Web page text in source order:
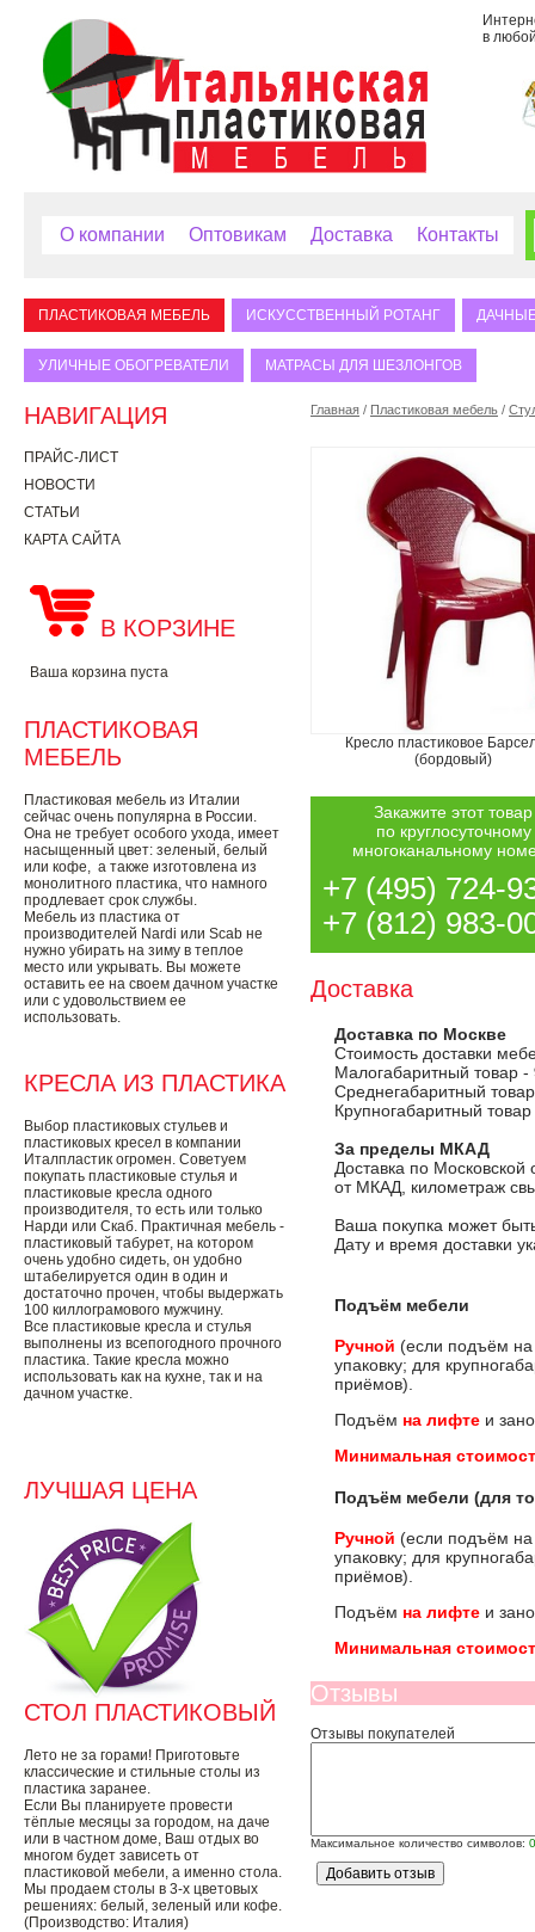
в
О компании Оптовикам Доставка Контакты
ПЛАСТИКОВАЯ МЕБЕЛЬ ИСКУССТВЕННЫЙ РОТАНГ
УЛИЧНЫЕ ОБОГРЕВАТЕЛИ МАТРАСЫ ДЛЯ ШЕЗЛОНГОВ
НАВИГАЦИЯ
ПРАЙС-ЛИСТ
НОВОСТИ
СТАТЬИ
КАРТА САЙТА
В КОРЗИНЕ
Ваша корзина пуста
ПЛАСТИКОВАЯ
МЕБЕЛЬ
Пластиковая мебель из Италии
сейчас очень популярна в России.
Она не требует особого ухода, имеет
насыщенный цвет: зеленый, белый
или кофе, а также изготовлена из
монолитного пластика, что намного
продлевает срок службы.
Мебель из пластика от
производителей Nardi или Scab не
нужно убирать на зиму в теплое
место или укрывать. Вы можете
оставить ее на своем дачном участке
или с удовольствием ее
использовать.
КРЕСЛА ИЗ ПЛАСТИКА
Выбор пластиковых стульев и
пластиковых кресел в компании
Италпластик огромен. Советуем
покупать пластиковые стулья и
пластиковые кресла одного
производителя, то есть или только
Нарди или Скаб. Практичная мебель -
пластиковый табурет, на котором
очень удобно сидеть, он удобно
штабелируется один в один и
достаточно прочен, чтобы выдержать
100 киллограмового мужчину.
Все пластиковые кресла и стулья
выполнены из всепогодного прочного
пластика. Такие кресла можно
использовать как на кухне, так и на
дачном участке.
ЛУЧШАЯ ЦЕНА
СТОЛ ПЛАСТИКОВЫЙ
Лето не за горами! Приготовьте
классические и стильные столы из
пластика заранее.
Если Вы планируете провести
тёплые месяцы за городом, на даче
или в частном доме, Ваш отдых во
многом будет зависеть от
пластиковой мебели, а именно стола.
Мы продаем столы в 3-х цветовых
решениях: белый, зеленый или кофе.
(Производство: Италия)
Главная / Пластиковая мебель /
Кресло пластиковое
(бордовый)
Закажите этот товар
по круглосуточному
многоканальному
+7 (495) 724-
+7 (812) 983-
Доставка
Доставка по Москве
Стоимость доставки
Малогабаритный товар -
Среднегабаритный
Крупногабаритный
За пределы МКАД
Доставка по
от МКАД, километраж
Ваша покупка может
Дату и время доставки
Подъём мебели
Ручной (если подъём
упаковку; для
приёмов).
Подъём на лифте и
Минимальная
Подъём мебели (для
Ручной (если подъём
упаковку; для
приёмов).
Подъём на лифте и
Минимальная
Отзывы
Отзывы покупателей
Максимальное количество символов: 0